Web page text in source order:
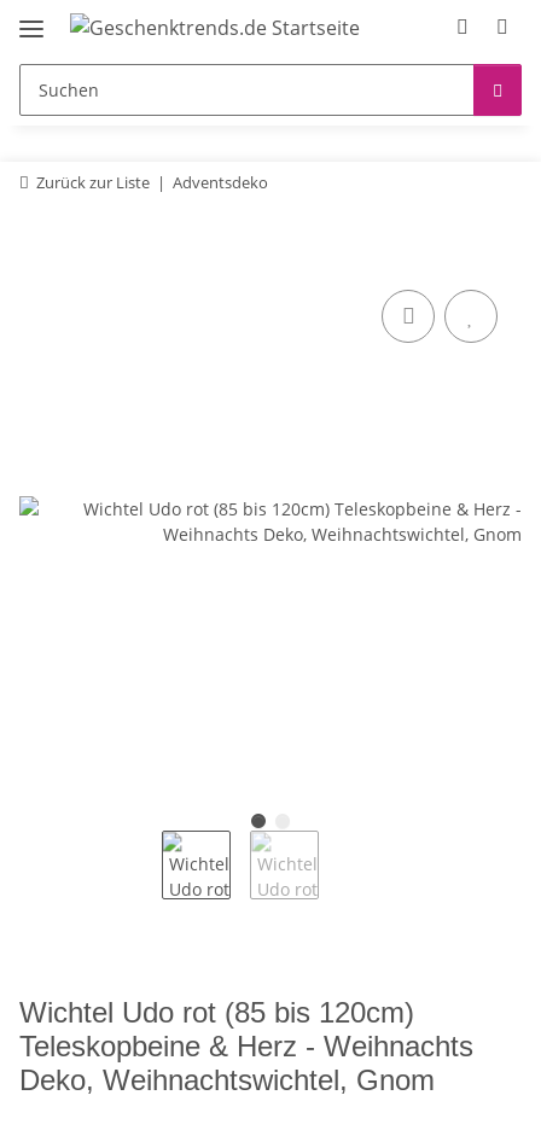
Zurück zur Liste Adventsdeko
Wichtel Udo rot (85 bis 120cm)
Teleskopbeine & Herz - Weihnachts
Deko, Weihnachtswichtel, Gnom